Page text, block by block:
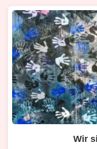
Wir